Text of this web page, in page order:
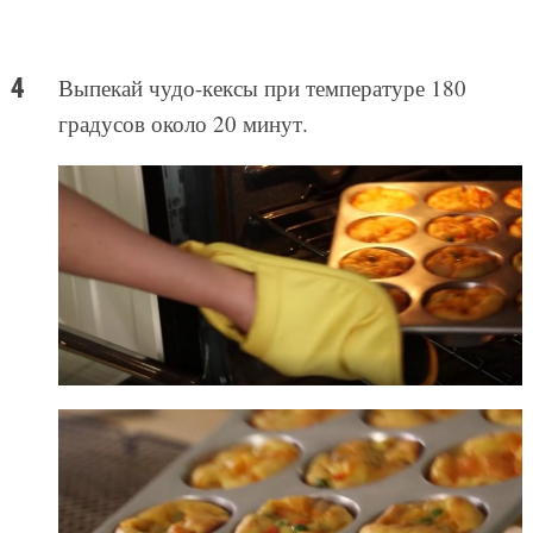
Выпекай чудо-кексы при температуре 180
градусов около 20 минут.